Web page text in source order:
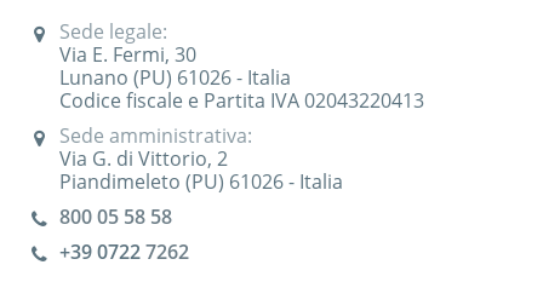
Sede legale:
Via E. Fermi, 30
Lunano (PU) 61026 - Italia
Codice fiscale e Partita IVA 02043220413
Sede amministrativa:
Via G. di Vittorio, 2
Piandimeleto (PU) 61026 - Italia
800 05 58 58
+39 07227262